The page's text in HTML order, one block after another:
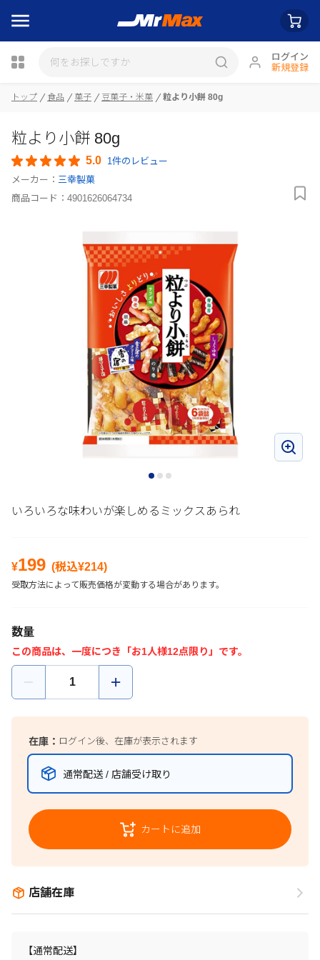
ログイン
新規登録
瓶詰
トップ 食品 菓子 豆菓子・米菓 粒より小餅 80g
粒より小餅 80g
5.0 1件のレビュー
メーカー： 三幸製菓
商品コード： 4901626064734
いろいろな味わいが楽しめるミックスあられ
¥199 (税込¥214)
受取方法によって販売価格が変動する場合があります。
数量
この商品は、一度につき「お1人様12点限り」です。
在庫： ログイン後、在庫が表示されます
通常配送 / 店舗受け取り
カートに追加
店舗在庫
【通常配送】